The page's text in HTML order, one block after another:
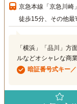
京急本線「京急川崎
徒歩15分、その他最
「横浜」「品川」
ルなどオシャレな商
暗証番号式キー